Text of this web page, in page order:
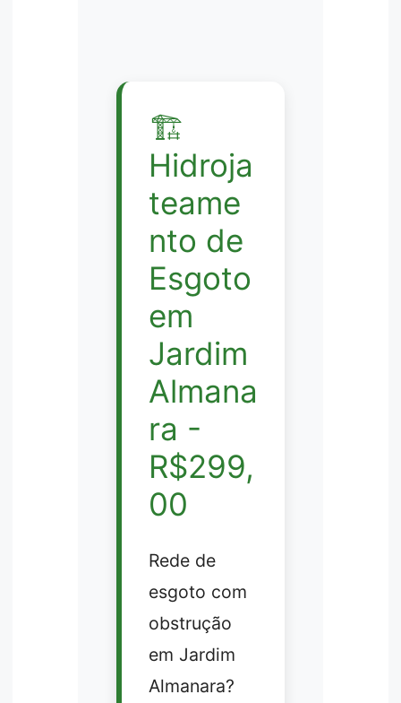
🏗️
Hidroja
teame
nto de
Esgoto
em
Jardim
Almana
ra -
R$299,
00
Rede de
esgoto com
obstrução
em Jardim
Almanara?